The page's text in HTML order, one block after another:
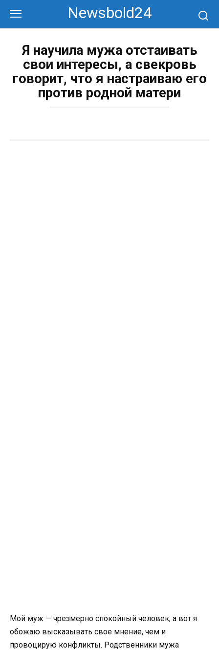
контенту
Newsbold24
Я научила мужа отстаивать
свои интересы, а свекровь
говорит, что я настраиваю его
против родной матери
Мой муж — чрезмерно спокойный человек, а вот я
обожаю высказывать свое мнение, чем и
провоцирую конфликты. Родственники мужа